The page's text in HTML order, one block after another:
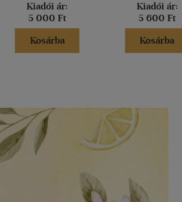
Kiadói ár:
5 000 Ft
Kosárba
Kiadói ár:
5 600 Ft
Kosárba